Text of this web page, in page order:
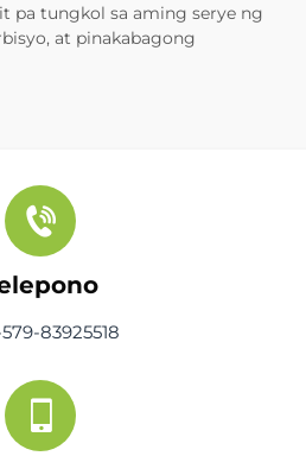
pa tungkol sa aming serye ng
at pinakabagong
83925518